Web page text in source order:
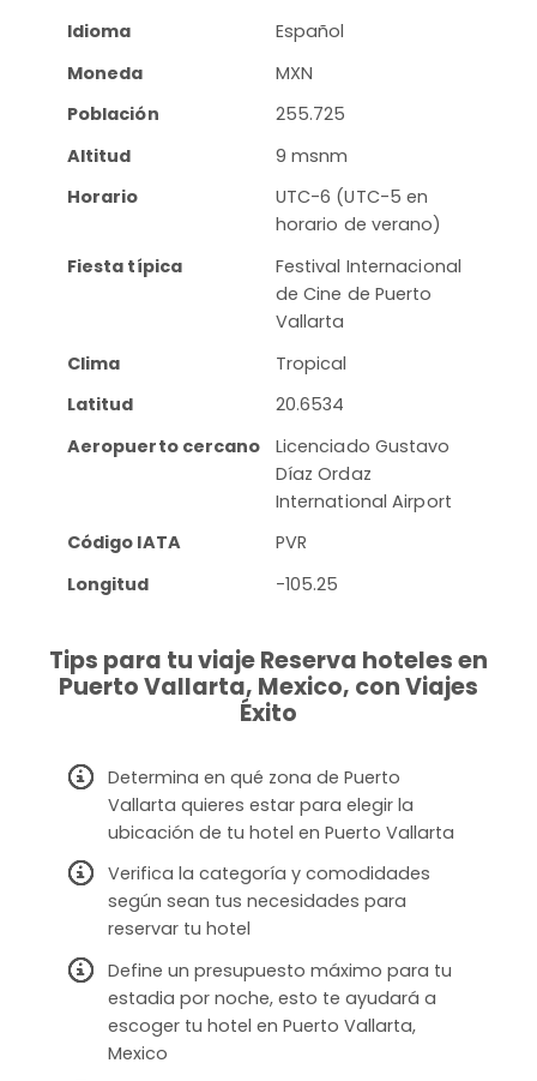
Idioma
Español
Moneda
MXN
Población
255.725
Altitud
9 msnm
Horario
UTC-6 (UTC-5 en
horario de verano)
Fiesta típica
Festival Internacional
de Cine de Puerto
Vallarta
Clima
Tropical
Latitud
20.6534
Aeropuerto cercano
Licenciado Gustavo
Díaz Ordaz
International Airport
Código IATA
PVR
Longitud
-105.25
Tips para tu viaje Reserva hoteles en
Puerto Vallarta, Mexico, con Viajes
Éxito
Determina en qué zona de Puerto
Vallarta quieres estar para elegir la
ubicación de tu hotel en Puerto Vallarta
Verifica la categoría y comodidades
según sean tus necesidades para
reservar tu hotel
Define un presupuesto máximo para tu
estadia por noche, esto te ayudará a
escoger tu hotel en Puerto Vallarta,
Mexico